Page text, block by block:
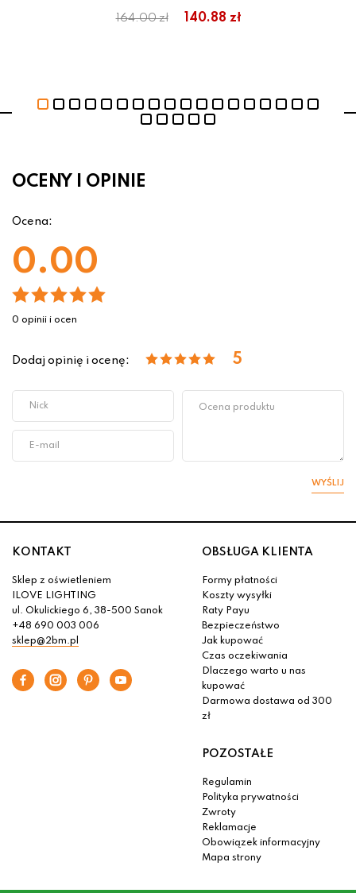
164.00 zł 140.88 zł
OCENY I OPINIE
Ocena:
0.00
0 opinii i ocen
Dodaj opinię i ocenę: 5
WYŚLIJ
KONTAKT
Sklep z oświetleniem
ILOVE LIGHTING
ul. Okulickiego 6, 38-500 Sanok
+48 690 003 006
sklep@2bm.pl
OBSŁUGA KLIENTA
Formy płatności
Koszty wysyłki
Raty Payu
Bezpieczeństwo
Jak kupować
Czas oczekiwania
Dlaczego warto u nas
kupować
Darmowa dostawa od 300
zł
POZOSTAŁE
Regulamin
Polityka prywatności
Zwroty
Reklamacje
Obowiązek informacyjny
Mapa strony